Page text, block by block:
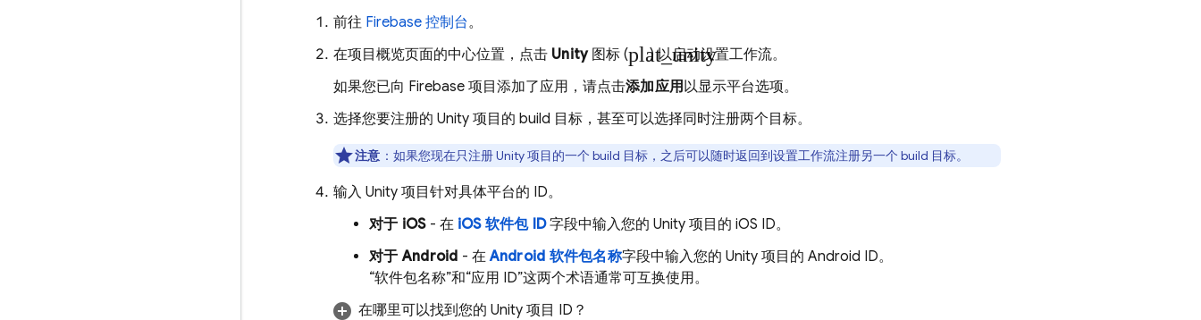
前往 Firebase 控制台。
在项目概览页面的中心位置，点击 Unity图标 (plat_unity
) 以启动设置工作流。
如果您已向 Firebase 项目添加了应用，请点击添加应用以显示平台选项。
选择您要注册的 Unity 项目的 build 目标，甚至可以选择同时注册两个目标。
注意 ：如果您现在只注册 Unity 项目的一个 build 目标，之后可以随时返回到设置工作流注册另一个 build 目标。
输入 Unity 项目针对具体平台的 ID。
对于 iOS- 在 iOS 软件包 ID字段中输入您的 Unity 项目的 iOS ID。
对于 Android - 在Android 软件包名称字段中输入您的 Unity 项目的 Android ID。
“软件包名称”和“应用 ID”这两个术语通常可互换使用。
在哪里可以找到您的 Unity 项目 ID？